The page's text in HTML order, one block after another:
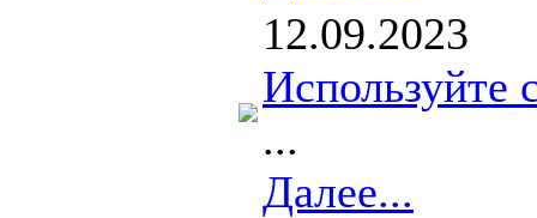
12.09.2023
Используйте
...
Далее...